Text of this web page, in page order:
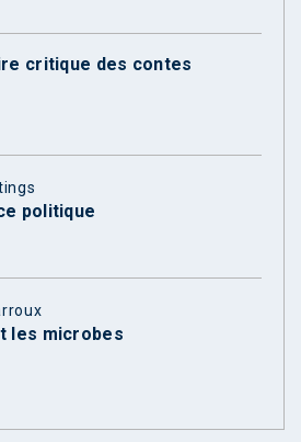
critique des contes
politique
les microbes